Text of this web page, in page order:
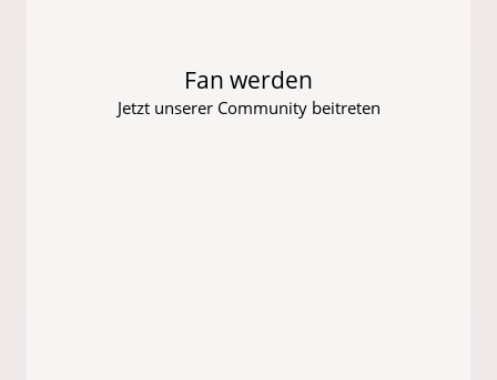
Fan werden
Jetzt unserer Community beitreten